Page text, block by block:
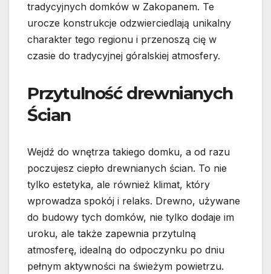
tradycyjnych domków w Zakopanem. Te
urocze konstrukcje odzwierciedlają unikalny
charakter tego regionu i przenoszą cię w
czasie do tradycyjnej góralskiej atmosfery.
Przytulność drewnianych
Ścian
Wejdź do wnętrza takiego domku, a od razu
poczujesz ciepło drewnianych ścian. To nie
tylko estetyka, ale również klimat, który
wprowadza spokój i relaks. Drewno, używane
do budowy tych domków, nie tylko dodaje im
uroku, ale także zapewnia przytulną
atmosferę, idealną do odpoczynku po dniu
pełnym aktywności na świeżym powietrzu.